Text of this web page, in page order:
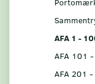
AFA 1 -
AFA 101
AFA 201